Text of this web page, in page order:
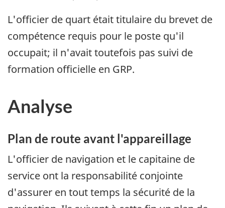
L'officier de quart était titulaire du brevet de
compétence requis pour le poste qu'il
occupait; il n'avait toutefois pas suivi de
formation officielle en GRP.
Analyse
Plan de route avant l'appareillage
L'officier de navigation et le capitaine de
service ont la responsabilité conjointe
d'assurer en tout temps la sécurité de la